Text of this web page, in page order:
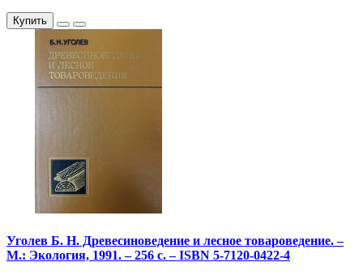
Купить
Уголев Б. Н. Древесиноведение и лесное товароведение. –
М.: Экология, 1991. – 256 с. – ISBN 5-7120-0422-4